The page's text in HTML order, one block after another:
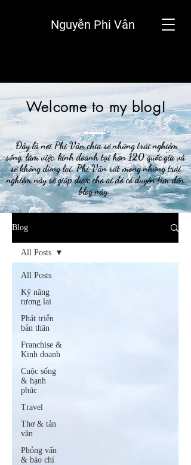
Nguyễn Phi Vân
Đây là nơi Phi Vân chia sẻ những trải nghiệm
sống, làm việc, kinh doanh tại hơn 120 quốc gia và
sẽ không dừng lại. Phi Vân rất mong những trải
nghiệm này sẽ giúp được cho ai đó có duyên tìm đến
blog này.
Welcome to my blog!
Blog
All Posts
Kỹ năng
tương lai
Phát triển
bản thân
Franchise &
Kinh doanh
Cuộc sống
& hạnh
phúc
Travel
Thơ & tản
văn
Phỏng vấn
& báo chí
All Posts